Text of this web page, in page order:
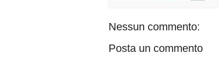
Nessun commento:
Posta un commento